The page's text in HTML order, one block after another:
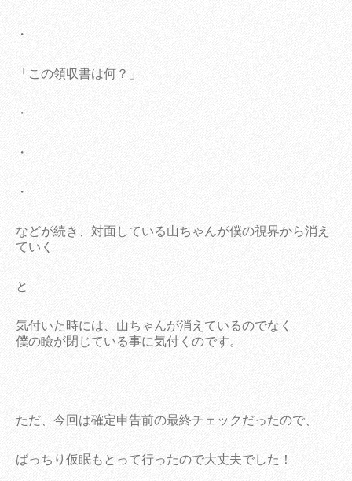
・
「この領収書は何？」
・
・
・
などが続き、対面している山ちゃんが僕の視界から消え
ていく
と
気付いた時には、山ちゃんが消えているのでなく
僕の瞼が閉じている事に気付くのです。
ただ、今回は確定申告前の最終チェックだったので、
ばっちり仮眠もとって行ったので大丈夫でした！